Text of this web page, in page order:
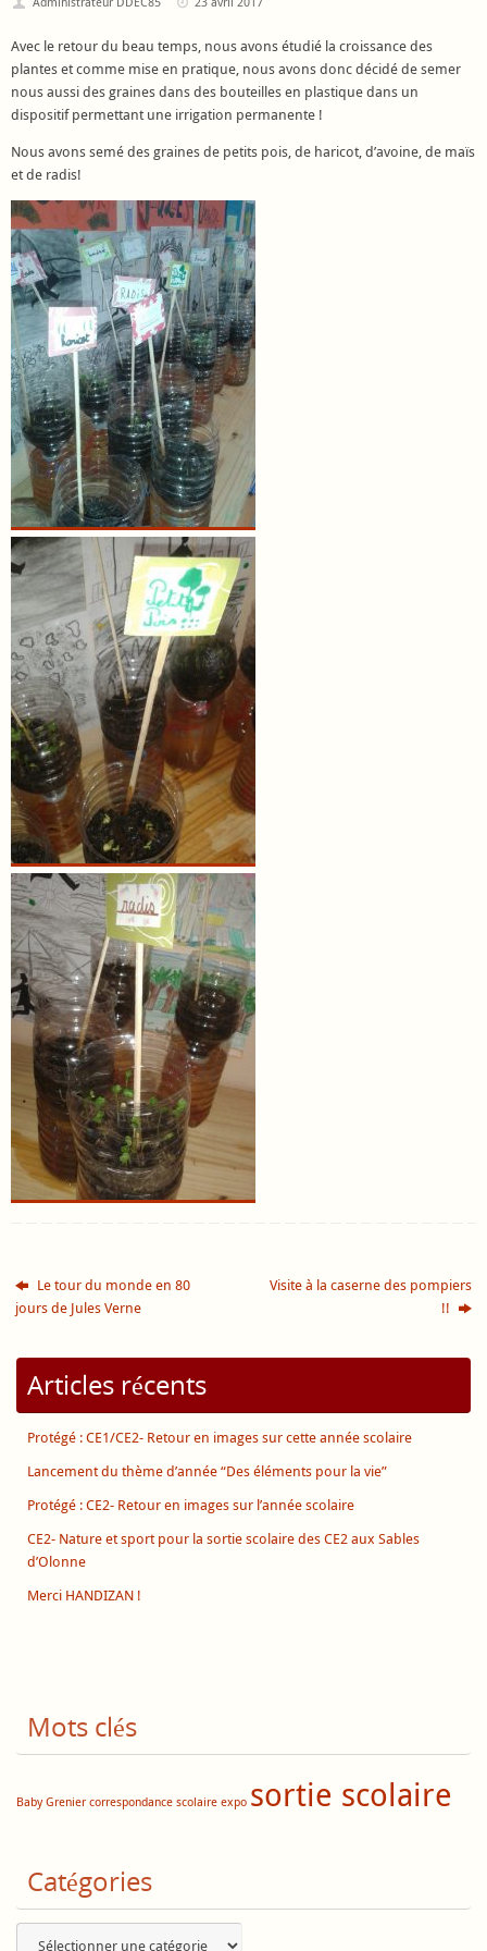
Avec le retour du beau temps, nous avons étudié la croissance des
plantes et comme mise en pratique, nous avons donc décidé de semer
nous aussi des graines dans des bouteilles en plastique dans un
dispositif permettant une irrigation permanente !
Nous avons semé des graines de petits pois, de haricot, d’avoine, de maïs
et de radis!
Le tour du monde en 80
jours de Jules Verne
Visite à la caserne des pompiers
!!
Articles récents
Protégé : CE1/CE2- Retour en images sur cette année scolaire
Lancement du thème d’année “Des éléments pour la vie”
Protégé : CE2- Retour en images sur l’année scolaire
CE2- Nature et sport pour la sortie scolaire des CE2 aux Sables
d’Olonne
Merci HANDIZAN !
Mots clés
Baby Grenier correspondance scolaire expo sortie scolaire
Catégories